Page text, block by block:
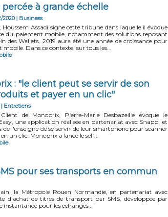
à grande échelle
2020| Business
Assadi signe cette tribune dans laquelle il évoque
du paiement mobile, notamment des solutions reposant
des Wallets. 2019 aura été une année de croissance pour
Dans ce contexte, sur tous les...
: "le client peut se servir de son
et payer en un clic"
| Entretiens
de Monoprix, Pierre-Marie Desbazeille évoque le
une application réalisée en partenariat avec Snapp', et
l'enseigne de se servir de leur smartphone pour scanner
un clic. Monoprix a lancé le self...
pour ses transports en commun
la Métropole Rouen Normandie, en partenariat avec
d'achat de titres de transport par SMS, développée par
instantanée pour les échanges...